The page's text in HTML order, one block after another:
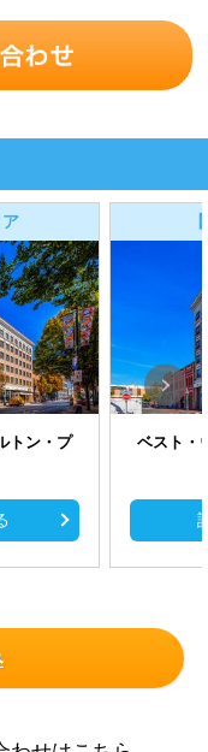
ア
トン・プ
ベスト・